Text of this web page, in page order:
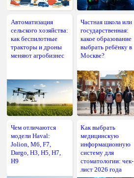
Автоматизация
сельского хозяйства:
как беспилотные
тракторы и дроны
меняют агробизнес
Частная школа или
государственная:
какое образование
выбрать ребёнку в
Москве?
Чем отличаются
модели Haval:
Jolion, M6, F7,
Dargo, H3, H5, H7,
H9
Как выбрать
медицинскую
информационную
систему для
стоматологии: чек-
лист 2026 года